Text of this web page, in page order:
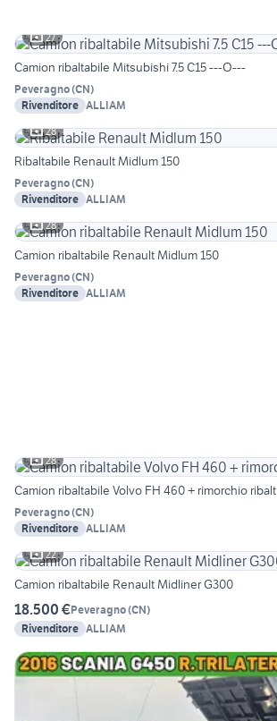
27
Camion ribaltabile Mitsubishi 7.5 C15 ---O---
Peveragno(CN)
Rivenditore ALLIAM
28
Ribaltabile Renault Midlum 150
Peveragno(CN)
Rivenditore ALLIAM
28
Camion ribaltabile Renault Midlum 150
Peveragno(CN)
Rivenditore ALLIAM
28
Camion ribaltabile Volvo FH 460 + rimorchio ribalt
Peveragno(CN)
Rivenditore ALLIAM
22
Camion ribaltabile Renault Midliner G300
18.500 €Peveragno(CN)
Rivenditore ALLIAM